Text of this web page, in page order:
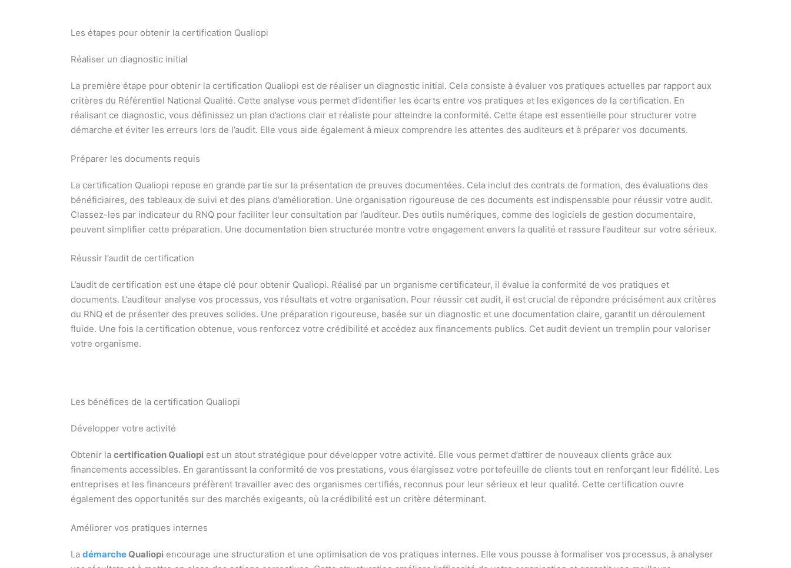
Les étapes pour obtenir la certification Qualiopi
Réaliser un diagnostic initial
La première étape pour obtenir la certification Qualiopi est de réaliser un diagnostic initial. Cela consiste à évaluer vos pratiques actuelles par rapport aux
critères du Référentiel National Qualité. Cette analyse vous permet d’identifier les écarts entre vos pratiques et les exigences de la certification. En
réalisant ce diagnostic, vous définissez un plan d’actions clair et réaliste pour atteindre la conformité. Cette étape est essentielle pour structurer votre
démarche et éviter les erreurs lors de l’audit. Elle vous aide également à mieux comprendre les attentes des auditeurs et à préparer vos documents.
Préparer les documents requis
La certification Qualiopi repose en grande partie sur la présentation de preuves documentées. Cela inclut des contrats de formation, des évaluations des
bénéficiaires, des tableaux de suivi et des plans d’amélioration. Une organisation rigoureuse de ces documents est indispensable pour réussir votre audit.
Classez-les par indicateur du RNQ pour faciliter leur consultation par l’auditeur. Des outils numériques, comme des logiciels de gestion documentaire,
peuvent simplifier cette préparation. Une documentation bien structurée montre votre engagement envers la qualité et rassure l’auditeur sur votre sérieux.
Réussir l’audit de certification
L’audit de certification est une étape clé pour obtenir Qualiopi. Réalisé par un organisme certificateur, il évalue la conformité de vos pratiques et
documents. L’auditeur analyse vos processus, vos résultats et votre organisation. Pour réussir cet audit, il est crucial de répondre précisément aux critères
du RNQ et de présenter des preuves solides. Une préparation rigoureuse, basée sur un diagnostic et une documentation claire, garantit un déroulement
fluide. Une fois la certification obtenue, vous renforcez votre crédibilité et accédez aux financements publics. Cet audit devient un tremplin pour valoriser
votre organisme.
Les bénéfices de la certification Qualiopi
Développer votre activité
Obtenir lacertification Qualiopi est un atout stratégique pour développer votre activité. Elle vous permet d’attirer de nouveaux clients grâce aux
financements accessibles. En garantissant la conformité de vos prestations, vous élargissez votre portefeuille de clients tout en renforçant leur fidélité. Les
entreprises et les financeurs préfèrent travailler avec des organismes certifiés, reconnus pour leur sérieux et leur qualité. Cette certification ouvre
également des opportunités sur des marchés exigeants, où la crédibilité est un critère déterminant.
Améliorer vos pratiques internes
LadémarcheQualiopi encourage une structuration et une optimisation de vos pratiques internes. Elle vous pousse à formaliser vos processus, à analyser